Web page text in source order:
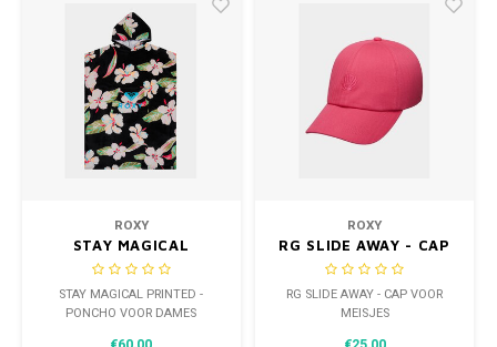
ROXY
STAY MAGICAL
PRINTED - PONCHO
VOOR DAMES
STAY MAGICAL PRINTED -
PONCHO VOOR DAMES
ROXY
RG SLIDE AWAY - CAP
VOOR MEISJES
RG SLIDE AWAY - CAP VOOR
MEISJES